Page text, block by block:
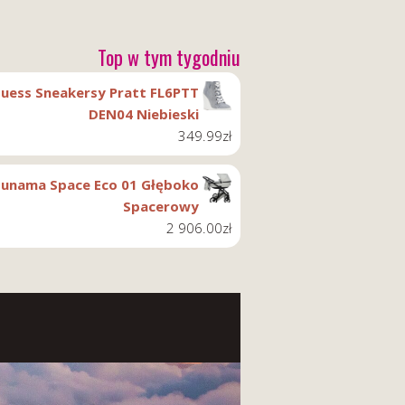
Top w tym tygodniu
Sneakersy Pratt FL6PTT
DEN04 Niebieski
349.99zł
Space Eco 01 Głęboko
Spacerowy
2 906.00zł